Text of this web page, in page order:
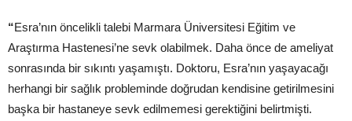
“Esra’nın öncelikli talebi Marmara Üniversitesi Eğitim ve
Araştırma Hastenesi’ne sevk olabilmek. Daha önce de ameliyat
sonrasında bir sıkıntı yaşamıştı. Doktoru, Esra’nın yaşayacağı
herhangi bir sağlık probleminde doğrudan kendisine getirilmesini
başka bir hastaneye sevk edilmemesi gerektiğini belirtmişti.